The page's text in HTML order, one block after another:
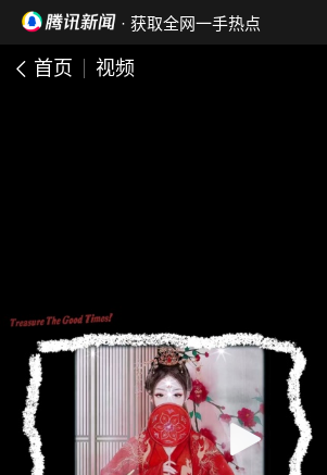
· 获取全网一手热点
首页 视频